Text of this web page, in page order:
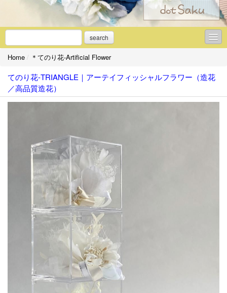
search
＊初めての方へ
＊アーティフィシャルフラワーとは
＊dotSakuデザインメニュー
＊てのり花-Artificial Flower
＊いぬブーケ＆ねこブーケ
＊お花レポート
プロフィール
お問合せ
Home / ＊てのり花-Artificial Flower
てのり花-TRIANGLE｜アーテイフィッシャルフラワー（造花
／高品質造花）